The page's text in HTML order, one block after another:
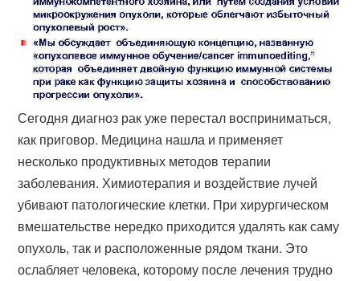
Сегодня диагноз рак уже перестал восприниматься,
как приговор. Медицина нашла и применяет
несколько продуктивных методов терапии
заболевания. Химиотерапия и воздействие лучей
убивают патологические клетки. При хирургическом
вмешательстве нередко приходится удалять как саму
опухоль, так и расположенные рядом ткани. Это
ослабляет человека, которому после лечения трудно